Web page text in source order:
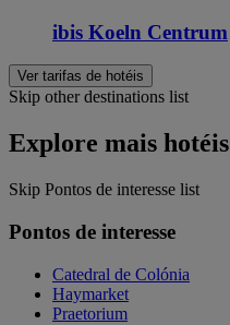
ibis Koeln Centrum
Ver tarifas de hotéis
Skip other destinations list
Explore mais hotéis
Skip Pontos de interesse list
Pontos de interesse
Catedral de Colónia
Haymarket
Praetorium